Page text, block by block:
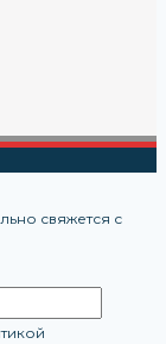
свяжется с